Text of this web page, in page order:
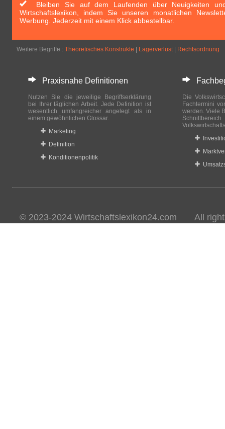
Bleiben Sie auf dem Laufenden über Neuigkeiten
Wirtschaftslexikon, indem Sie unseren monatlichen
Werbung. Jederzeit mit einem Klick abbestellbar.
Weitere Begriffe : Theoretisches Konstrukte Lagerverlust| Rechtsordnung
Praxisnahe Definitionen
Nutzen Sie die jeweilige Begriffserklärung
bei Ihrer täglichen Arbeit. Jede Definition ist
wesentlich umfangreicher angelegt als in
einem gewöhnlichen Glossar.
Marketing
Definition
Konditionenpolitik
Die
Fachtermini
werden. Viele
© 2023-2024 Wirtschaftslexikon24.com All